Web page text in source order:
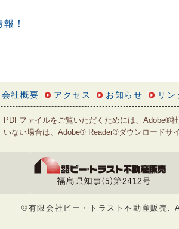
！
会社概要 アクセス お知らせ リン
PDFファイルをご覧いただくためには、Adobe®
いない場合は、Adobe® Reader®ダウンロードサ
©有限会社ビー・トラスト不動産販売